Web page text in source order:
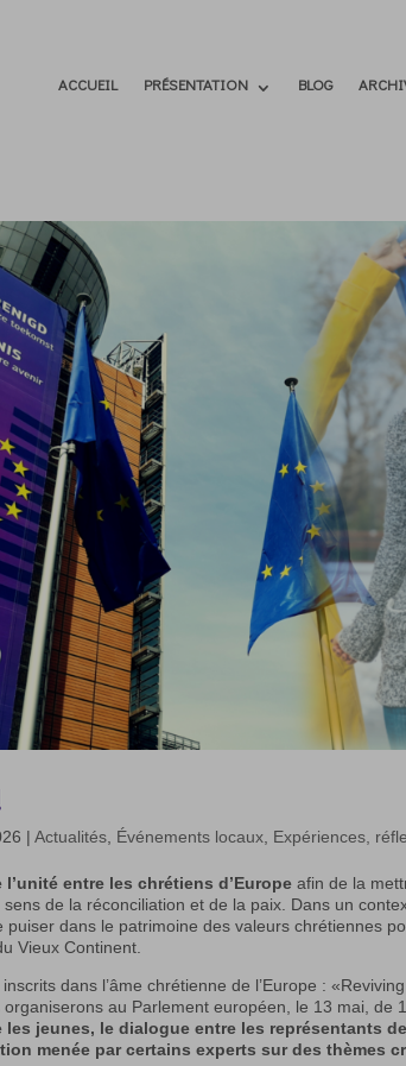
ACCUEIL PRÉSENTATION BLOG
|Actualités, Événements locaux, Expériences,
entre les chrétiens d’Europe afin de la
de la réconciliation et de la paix. Dans un
dans le patrimoine des valeurs chrétiennes
Vieux Continent.
dans l’âme chrétienne de l’Europe :
au Parlement européen, le 13 mai, de
les jeunes, le dialogue entre les représentants
menée par certains experts sur des thèmes